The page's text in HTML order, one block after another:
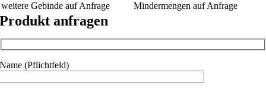
weitere Gebinde auf Anfrage
Mindermengen auf Anfrage
Produkt anfragen
Name (Pflichtfeld)